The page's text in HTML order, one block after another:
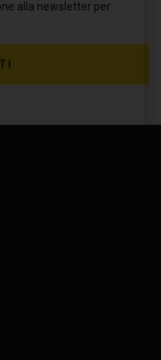
alla newsletter per